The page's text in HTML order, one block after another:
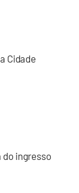
Cidade
do ingresso